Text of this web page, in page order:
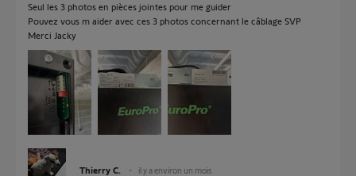
Seul les 3 photos en pièces jointes pour me guider
Pouvez vous m aider avec ces 3 photos concernant le câblage SVP
Merci Jacky
Thierry C. il y a environ un mois